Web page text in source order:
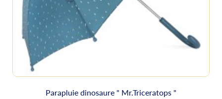
Parapluie dinosaure " Mr.Triceratops "